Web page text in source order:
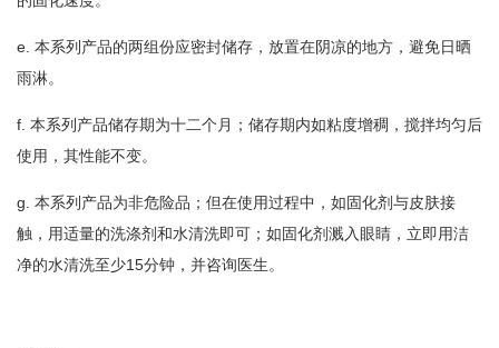
e. 本系列产品的两组份应密封储存，放置在阴凉的地方，避免日晒
雨淋。
f. 本系列产品储存期为十二个月；储存期内如粘度增稠，搅拌均匀后
使用，其性能不变。
g. 本系列产品为非危险品；但在使用过程中，如固化剂与皮肤接
触，用适量的洗涤剂和水清洗即可；如固化剂溅入眼睛，立即用洁
净的水清洗至少15分钟，并咨询医生。